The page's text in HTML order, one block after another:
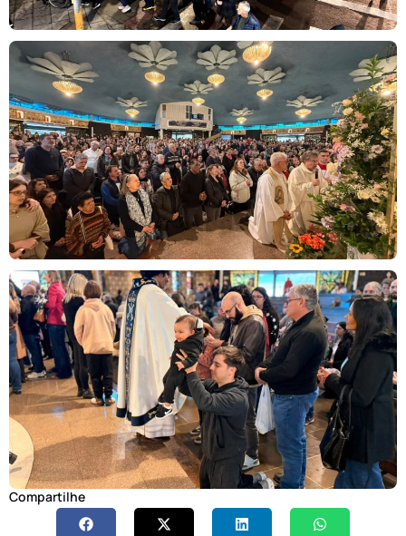
Compartilhe